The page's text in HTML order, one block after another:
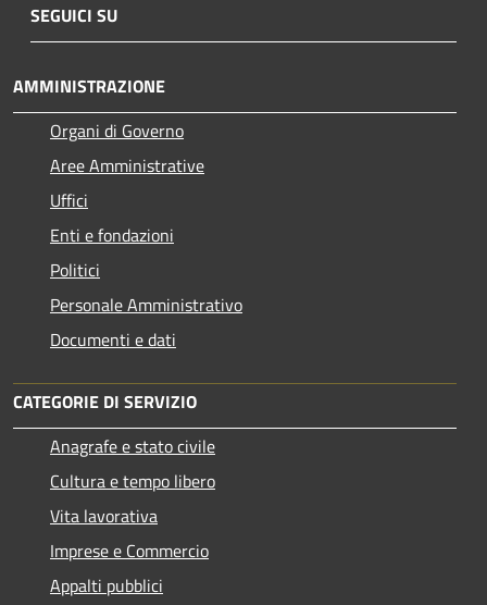
SEGUICI SU
AMMINISTRAZIONE
Organi di Governo
Aree Amministrative
Uffici
Enti e fondazioni
Politici
Personale Amministrativo
Documenti e dati
CATEGORIE DI SERVIZIO
Anagrafe e stato civile
Cultura e tempo libero
Vita lavorativa
Imprese e Commercio
Appalti pubblici